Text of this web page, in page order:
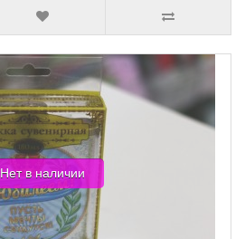
Нет в наличии